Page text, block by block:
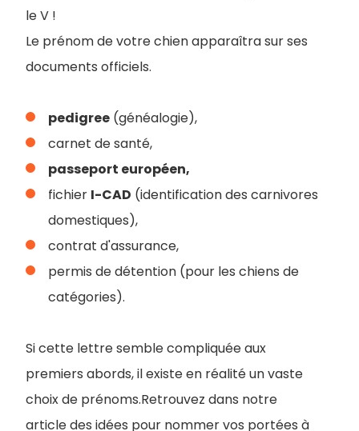
le V !
Le prénom de votre chien apparaîtra sur ses
documents officiels.
pedigree (généalogie),
carnet de santé,
passeport européen,
fichier I-CAD (identification des carnivores
domestiques),
contrat d'assurance,
permis de détention (pour les chiens de
catégories).
Si cette lettre semble compliquée aux
premiers abords, il existe en réalité un vaste
choix de prénoms.Retrouvez dans notre
article des idées pour nommer vos portées à